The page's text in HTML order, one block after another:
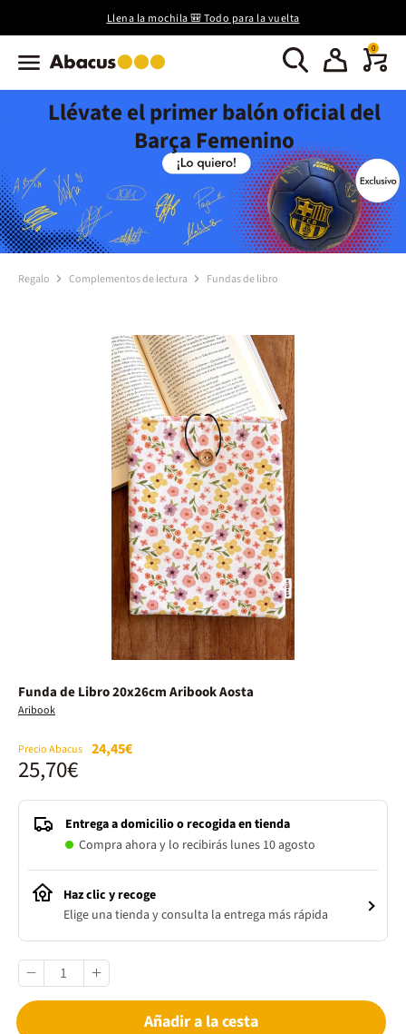
Llena la mochila 🎒 Todo para la vuelta
0
Llévate el primer balón oficial del
Barça Femenino
Regalo Complementos de lectura Fundas de libro
Funda de Libro 20x26cm Aribook Aosta
Aribook
Precio Abacus 24,45€
25,70€
Entrega a domicilio o recogida en tienda
Compra ahora y lo recibirás lunes 10 agosto
Haz clic y recoge
Elige una tienda y consulta la entrega más rápida
Añadir a la cesta